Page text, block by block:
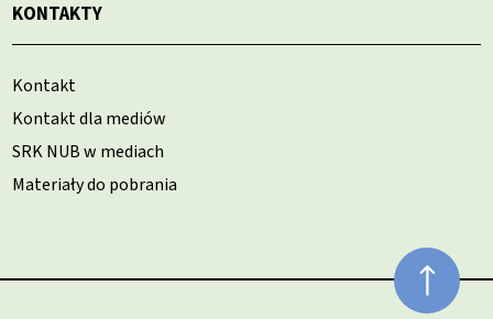
KONTAKTY
Kontakt
Kontakt dla mediów
SRK NUB w mediach
Materiały do pobrania